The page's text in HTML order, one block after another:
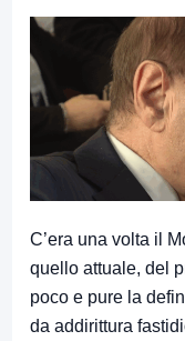
C’era una volta il
quello attuale, del
poco e pure la
da addirittura